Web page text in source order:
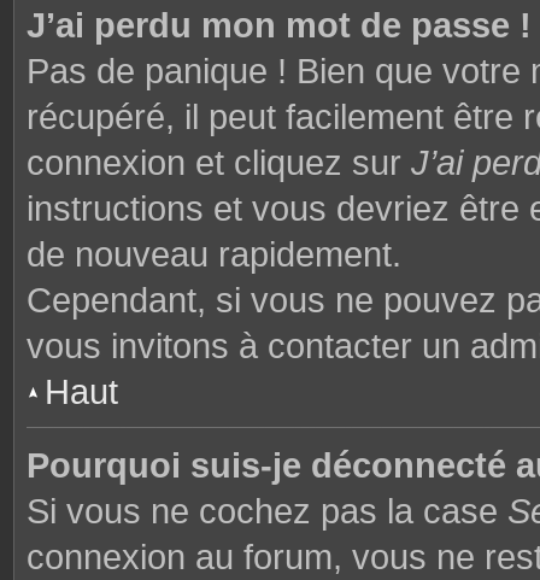
J’ai perdu mon mot de passe !
Pas de panique ! Bien que
récupéré, il peut facilement être
connexion et cliquez sur J’ai
instructions et vous devriez être
de nouveau rapidement.
Cependant, si vous ne pouvez
vous invitons à contacter un
Haut
Pourquoi suis-je déconnecté
Si vous ne cochez pas la case
connexion au forum, vous ne